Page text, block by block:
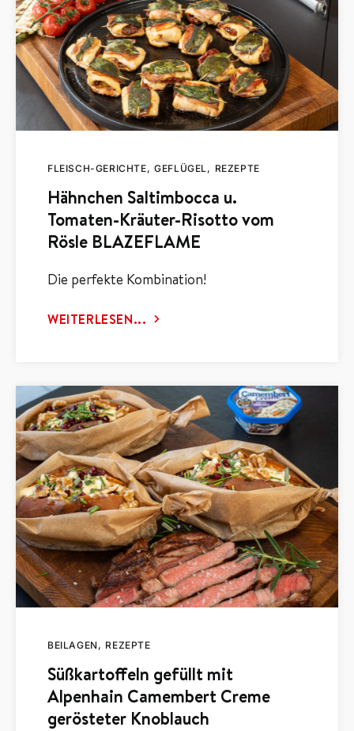
FLEISCH-GERICHTE GEFLÜGEL REZEPTE
Hähnchen Saltimbocca u.
Tomaten-Kräuter-Risotto vom
Rösle BLAZEFLAME
Die perfekte Kombination!
WEITERLESEN...
BEILAGEN REZEPTE
Süßkartoffeln gefüllt mit
Alpenhain Camembert Creme
gerösteter Knoblauch